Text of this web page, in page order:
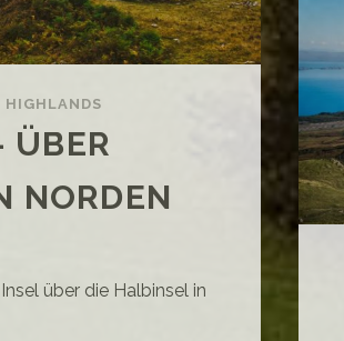
HIGHLANDS
ÜBER
NORDEN
über die Halbinsel in